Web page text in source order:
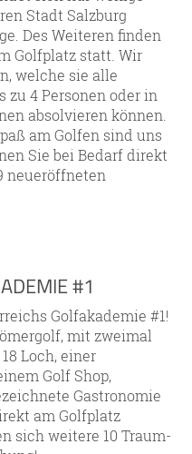
Stadt Salzburg
Des Weiteren finden
Golfplatz statt. Wir
welche sie alle
zu 4 Personen oder in
absolvieren können.
am Golfen sind uns
Sie bei Bedarf direkt
neueröffneten
#1
Golfakademie #1!
mit zweimal
Loch, einer
Golf Shop,
Gastronomie
am Golfplatz
sich weitere 10 Traum-